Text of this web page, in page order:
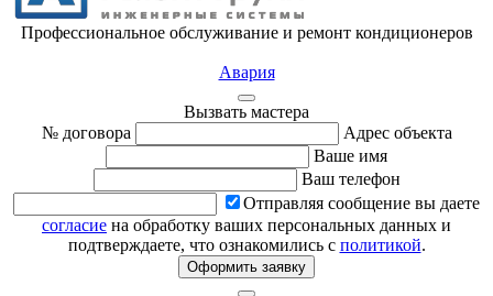
Профессиональное обслуживание и ремонт кондиционеров
Авария
Вызвать мастера
№ договора
Адрес объекта
Ваше имя
Ваш телефон
Отправляя сообщение вы даете
согласие на обработку ваших персональных данных и
подтверждаете, что ознакомились с политикой.
Оформить заявку